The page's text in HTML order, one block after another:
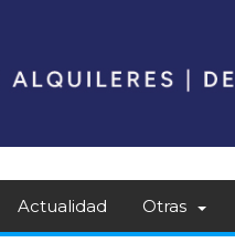
Actualidad Otras